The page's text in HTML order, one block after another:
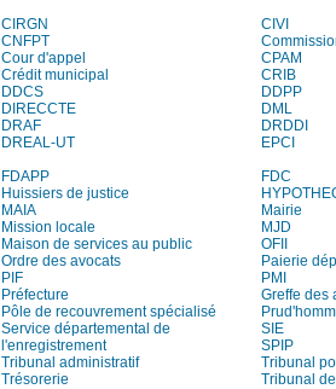
CIRGN
CIVI
CNFPT
Cour d'appel
CPAM
Crédit municipal
CRIB
DDCS
DDPP
DIRECCTE
DML
DRAF
DRDDI
DREAL-UT
EPCI
FDAPP
FDC
Huissiers de justice
MAIA
Mairie
Mission locale
MJD
Maison de services au public
OFII
Ordre des avocats
Paierie
PIF
PMI
Préfecture
Greffe des
Pôle de recouvrement spécialisé
Service départemental de
l'enregistrement
SIE
SPIP
Tribunal administratif
Tribunal
Trésorerie
Tribunal